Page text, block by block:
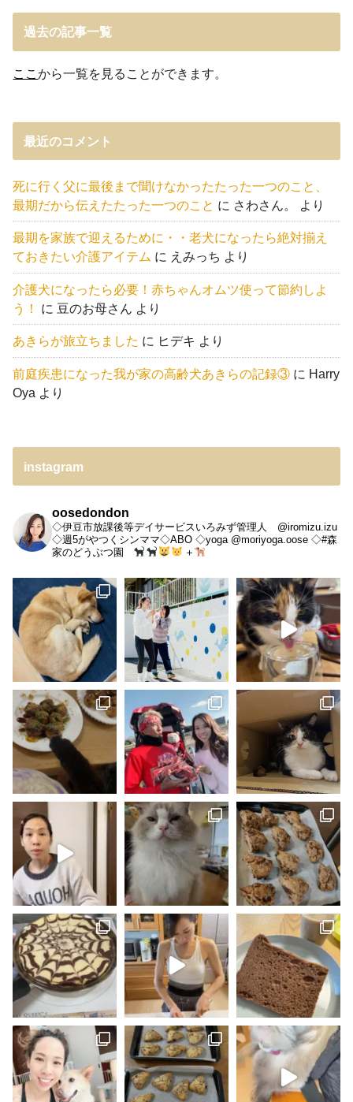
過去の記事一覧
ここから一覧を見ることができます。
最近のコメント
死に行く父に最後まで聞けなかったたった一つのこと、
最期だから伝えたたった一つのこと に さわさん。 より
最期を家族で迎えるために・・老犬になったら絶対揃え
ておきたい介護アイテム に えみっち より
介護犬になったら必要！赤ちゃんオムツ使って節約しよ
う！
に 豆のお母さん より
あきらが旅立ちました に ヒデキ より
前庭疾患になった我が家の高齢犬あきらの記録③ に Harry
Oya より
instagram
oosedondon
◇伊豆市放課後等デイサービスいろみず管理人 @iromizu.izu
◇週5がやつくシンママ◇ABO ◇yoga @moriyoga.oose ◇#森
家のどうぶつ園
＋